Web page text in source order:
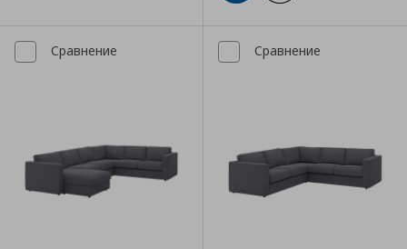
Сравнение Сравнение